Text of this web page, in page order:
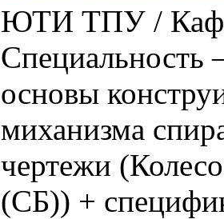
ЮТИ ТПУ /
основы
миханизма
чертежи
(СБ)) +